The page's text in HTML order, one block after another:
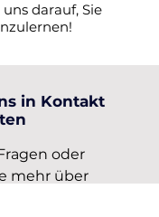
darauf, Sie
in Kontakt
oder
mehr über